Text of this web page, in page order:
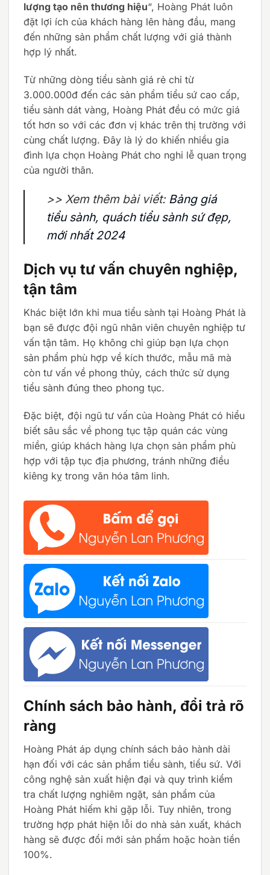
lượng tạo nên thương hiệu“, Hoàng Phát luôn
đặt lợi ích của khách hàng lên hàng đầu, mang
đến những sản phẩm chất lượng với giá thành
hợp lý nhất.
Từ những dòng tiểu sành giá rẻ chỉ từ
3.000.000đ đến các sản phẩm tiểu sứ cao cấp,
tiểu sành dát vàng, Hoàng Phát đều có mức giá
tốt hơn so với các đơn vị khác trên thị trường với
cùng chất lượng. Đây là lý do khiến nhiều gia
đình lựa chọn Hoàng Phát cho nghi lễ quan trọng
của người thân.
>> Xem thêm bài viết: Bảng giá
tiểu sành, quách tiểu sành sứ đẹp,
mới nhất 2024
Dịch vụ tư vấn chuyên nghiệp,
tận tâm
Khác biệt lớn khi mua tiểu sành tại Hoàng Phát là
bạn sẽ được đội ngũ nhân viên chuyên nghiệp tư
vấn tận tâm. Họ không chỉ giúp bạn lựa chọn
sản phẩm phù hợp về kích thước, mẫu mã mà
còn tư vấn về phong thủy, cách thức sử dụng
tiểu sành đúng theo phong tục.
Đặc biệt, đội ngũ tư vấn của Hoàng Phát có hiểu
biết sâu sắc về phong tục tập quán các vùng
miền, giúp khách hàng lựa chọn sản phẩm phù
hợp với tập tục địa phương, tránh những điều
kiêng kỵ trong văn hóa tâm linh.
Chính sách bảo hành, đổi trả rõ
ràng
Hoàng Phát áp dụng chính sách bảo hành dài
hạn đối với các sản phẩm tiểu sành, tiểu sứ. Với
công nghệ sản xuất hiện đại và quy trình kiểm
tra chất lượng nghiêm ngặt, sản phẩm của
Hoàng Phát hiếm khi gặp lỗi. Tuy nhiên, trong
trường hợp phát hiện lỗi do nhà sản xuất, khách
hàng sẽ được đổi mới sản phẩm hoặc hoàn tiền
100%.